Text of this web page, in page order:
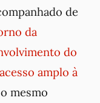
de
da
do
amplo à
mesmo